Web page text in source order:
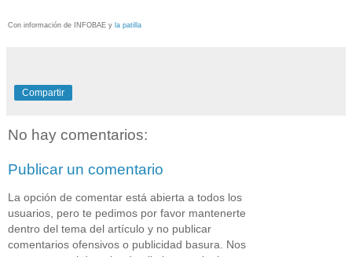
Con información de INFOBAE y la patilla
Compartir
No hay comentarios:
Publicar un comentario
La opción de comentar está abierta a todos los
usuarios, pero te pedimos por favor mantenerte
dentro del tema del artículo y no publicar
comentarios ofensivos o publicidad basura. Nos